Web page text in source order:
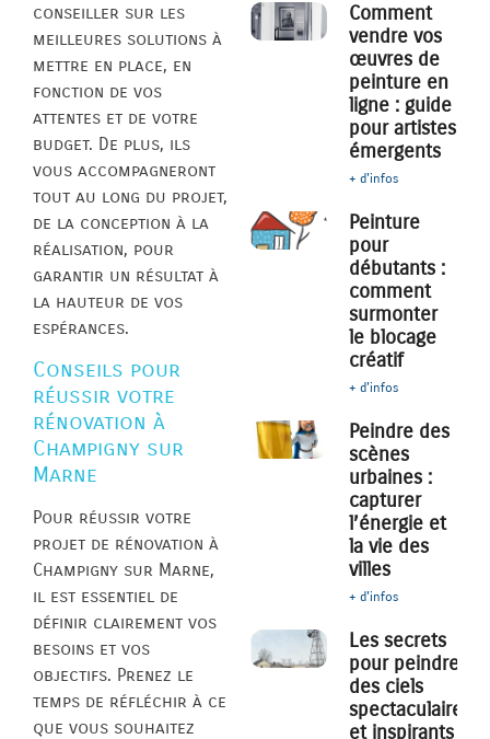
conseiller sur les
meilleures solutions à
mettre en place, en
fonction de vos
attentes et de votre
budget. De plus, ils
vous accompagneront
tout au long du projet,
de la conception à la
réalisation, pour
garantir un résultat à
la hauteur de vos
espérances.
Conseils pour
réussir votre
rénovation à
Champigny sur
Marne
Pour réussir votre
projet de rénovation à
Champigny sur Marne,
il est essentiel de
définir clairement vos
besoins et vos
objectifs. Prenez le
temps de réfléchir à ce
que vous souhaitez
Comment
vendre vos
œuvres de
peinture en
ligne : guide
pour artistes
émergents
+ d'infos
Peinture
pour
débutants :
comment
surmonter
le blocage
créatif
+ d'infos
Peindre des
scènes
urbaines :
capturer
l’énergie et
la vie des
villes
+ d'infos
Les secrets
pour peindre
des ciels
spectaculaires
et inspirants